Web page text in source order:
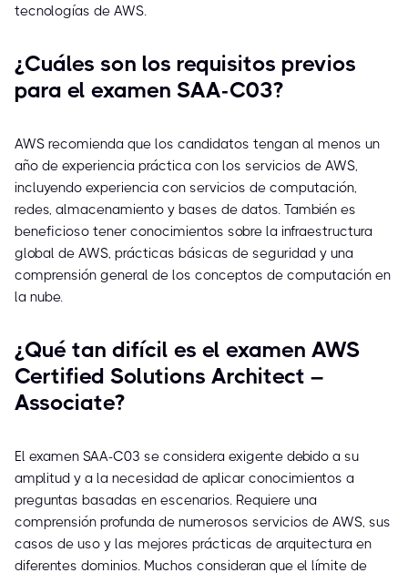
tecnologías de AWS.
¿Cuáles son los requisitos previos
para el examen SAA-C03?
AWS recomienda que los candidatos tengan al menos un
año de experiencia práctica con los servicios de AWS,
incluyendo experiencia con servicios de computación,
redes, almacenamiento y bases de datos. También es
beneficioso tener conocimientos sobre la infraestructura
global de AWS, prácticas básicas de seguridad y una
comprensión general de los conceptos de computación en
la nube.
¿Qué tan difícil es el examen AWS
Certified Solutions Architect –
Associate?
El examen SAA-C03 se considera exigente debido a su
amplitud y a la necesidad de aplicar conocimientos a
preguntas basadas en escenarios. Requiere una
comprensión profunda de numerosos servicios de AWS, sus
casos de uso y las mejores prácticas de arquitectura en
diferentes dominios. Muchos consideran que el límite de